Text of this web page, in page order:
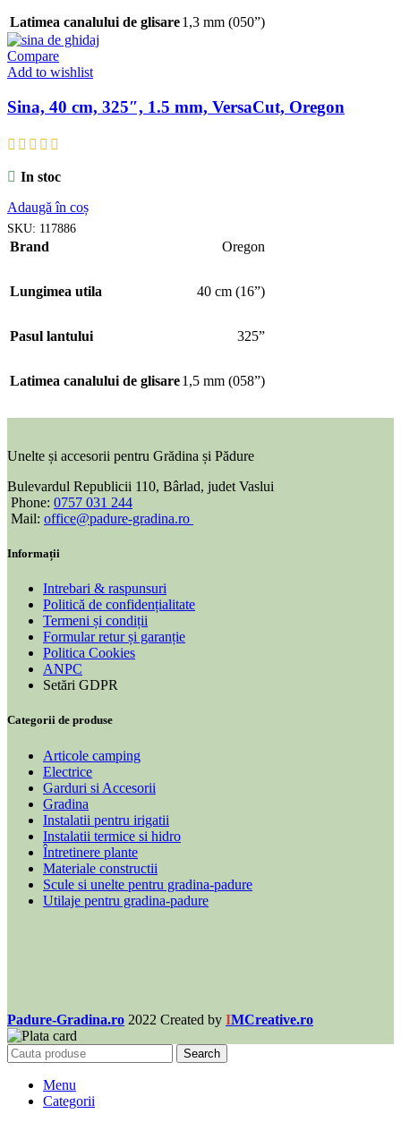
Latimea canalului de glisare1,3 mm (050”)
Compare
Add to wishlist
Sina, 40 cm, 325″, 1.5 mm, VersaCut, Oregon
In stoc
Adaugă în coș
SKU: 117886
Brand Oregon
Lungimea utila 40 cm (16”)
Pasul lantului 325”
Latimea canalului de glisare1,5 mm (058”)
Unelte și accesorii pentru Grădina și Pădure
Bulevardul Republicii 110, Bârlad, judet Vaslui
Phone: 0757 031 244
Mail: office@padure-gradina.ro
Informații
Intrebari & raspunsuri
Politică de confidențialitate
Termeni și condiții
Formular retur și garanție
Politica Cookies
ANPC
Setări GDPR
Categorii de produse
Articole camping
Electrice
Garduri si Accesorii
Gradina
Instalatii pentru irigatii
Instalatii termice si hidro
Întretinere plante
Materiale constructii
Scule si unelte pentru gradina-padure
Utilaje pentru gradina-padure
Padure-Gradina.ro 2022 Created by IMCreative.ro
Search
Menu
Categorii